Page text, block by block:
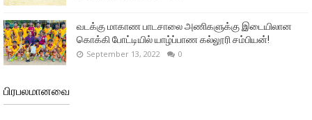
வடக்கு மாகாண பாடசாலை அணிகளுக்கு இடையிலான
கொக்கி போட்டியில் யாழ்ப்பாண கல்லூரி சம்பியன்!
September 13, 2022 0
பிரபலமானவை